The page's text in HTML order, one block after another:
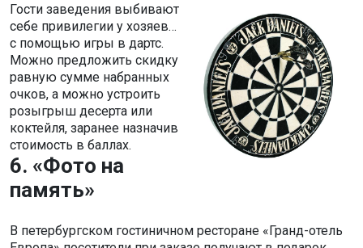
Гости заведения выбивают
себе привилегии у хозяев…
с помощью игры в дартс.
Можно предложить скидку
равную сумме набранных
очков, а можно устроить
розыгрыш десерта или
коктейля, заранее назначив
стоимость в баллах.
6. «Фото на
память»
В петербургском гостиничном ресторане «Гранд-отель